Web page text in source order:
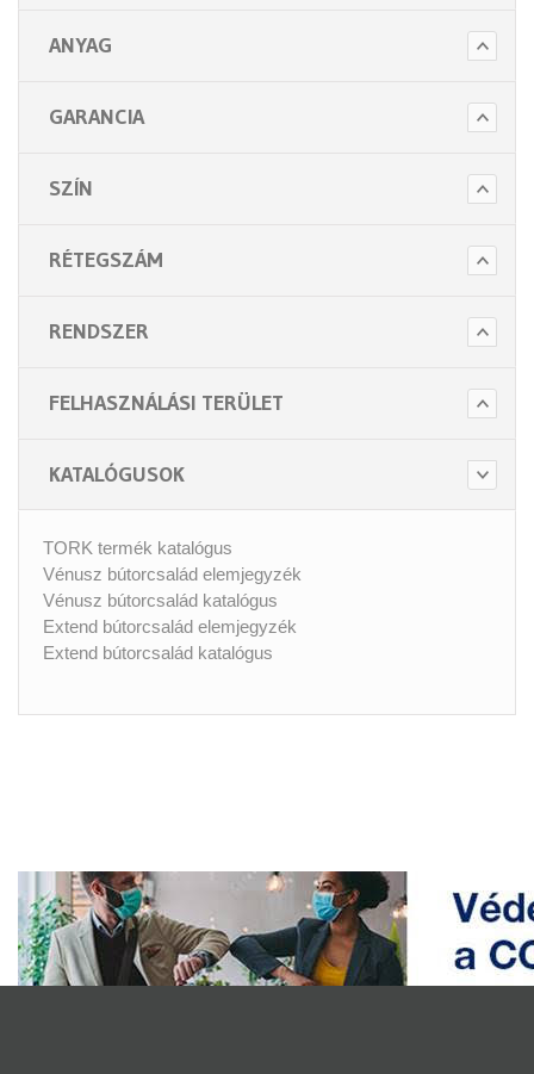
- Intim betét gyűjtők
- Toalett papírok
ANYAG
GARANCIA
SZÍN
RÉTEGSZÁM
RENDSZER
FELHASZNÁLÁSI TERÜLET
KATALÓGUSOK
TORK termék katalógus
Vénusz bútorcsalád elemjegyzék
Vénusz bútorcsalád katalógus
Extend bútorcsalád elemjegyzék
Extend bútorcsalád katalógus